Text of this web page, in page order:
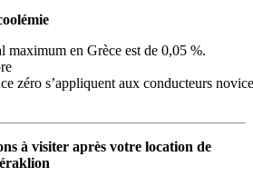
maximum en Grèce est de 0,05 %.
zéro s’appliquent aux conducteurs
à visiter après votre location de